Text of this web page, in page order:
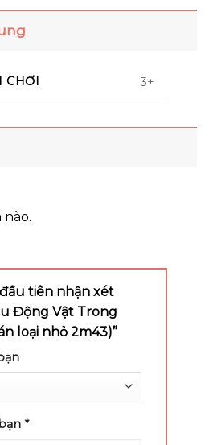
CHƠI 3+
nào.
tiên nhận xét
Động Vật Trong
loại nhỏ 2m43)”
*